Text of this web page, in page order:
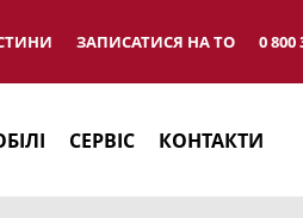
ЗАПИСАТИСЯ НА ТО 0 800
СЕРВІС КОНТАКТИ